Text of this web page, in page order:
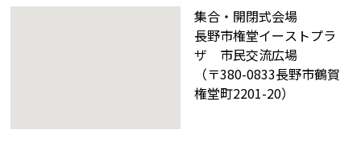
集合・開閉式会場
長野市権堂イーストプラ
ザ 市民交流広場
（〒380-0833長野市鶴賀
権堂町2201-20）